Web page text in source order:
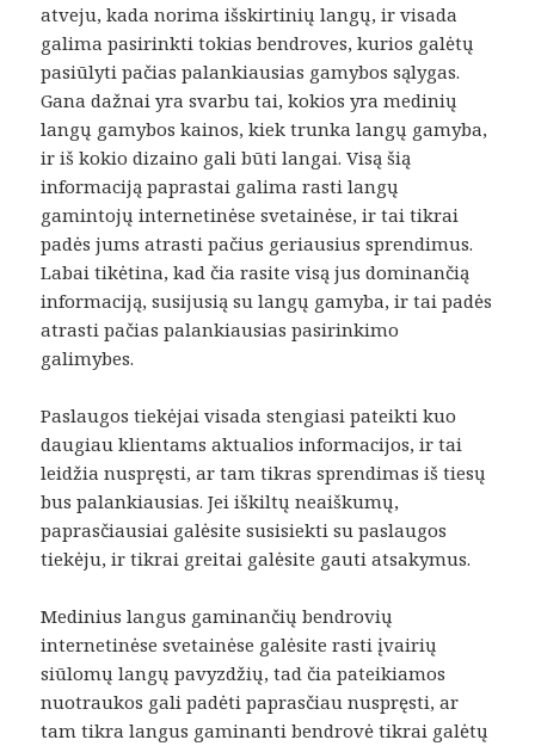
atveju, kada norima išskirtinių langų, ir visada
galima pasirinkti tokias bendroves, kurios galėtų
pasiūlyti pačias palankiausias gamybos sąlygas.
Gana dažnai yra svarbu tai, kokios yra medinių
langų gamybos kainos, kiek trunka langų gamyba,
ir iš kokio dizaino gali būti langai. Visą šią
informaciją paprastai galima rasti langų
gamintojų internetinėse svetainėse, ir tai tikrai
padės jums atrasti pačius geriausius sprendimus.
Labai tikėtina, kad čia rasite visą jus dominančią
informaciją, susijusią su langų gamyba, ir tai padės
atrasti pačias palankiausias pasirinkimo
galimybes.
Paslaugos tiekėjai visada stengiasi pateikti kuo
daugiau klientams aktualios informacijos, ir tai
leidžia nuspręsti, ar tam tikras sprendimas iš tiesų
bus palankiausias. Jei iškiltų neaiškumų,
paprasčiausiai galėsite susisiekti su paslaugos
tiekėju, ir tikrai greitai galėsite gauti atsakymus.
Medinius langus gaminančių bendrovių
internetinėse svetainėse galėsite rasti įvairių
siūlomų langų pavyzdžių, tad čia pateikiamos
nuotraukos gali padėti paprasčiau nuspręsti, ar
tam tikra langus gaminanti bendrovė tikrai galėtų